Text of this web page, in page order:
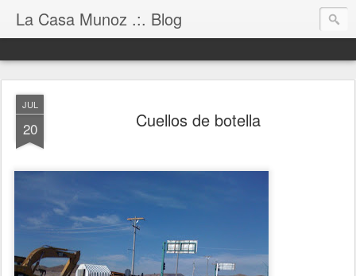
La Casa Munoz .:. Blog
JUL
20 Cuellos de botella